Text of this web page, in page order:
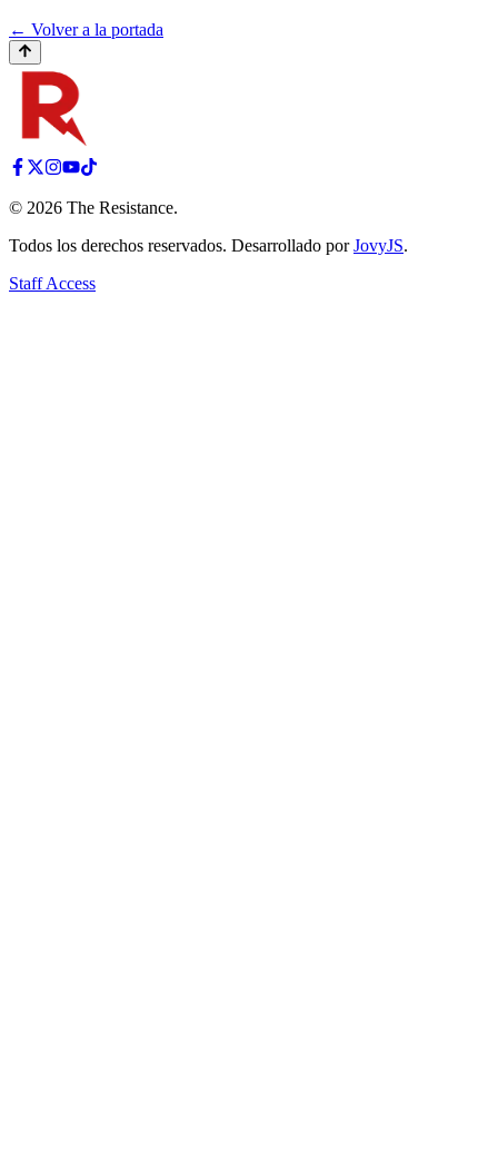
← Volver a la portada
© 2026 The Resistance.
Todos los derechos reservados. Desarrollado por JovyJS.
Staff Access